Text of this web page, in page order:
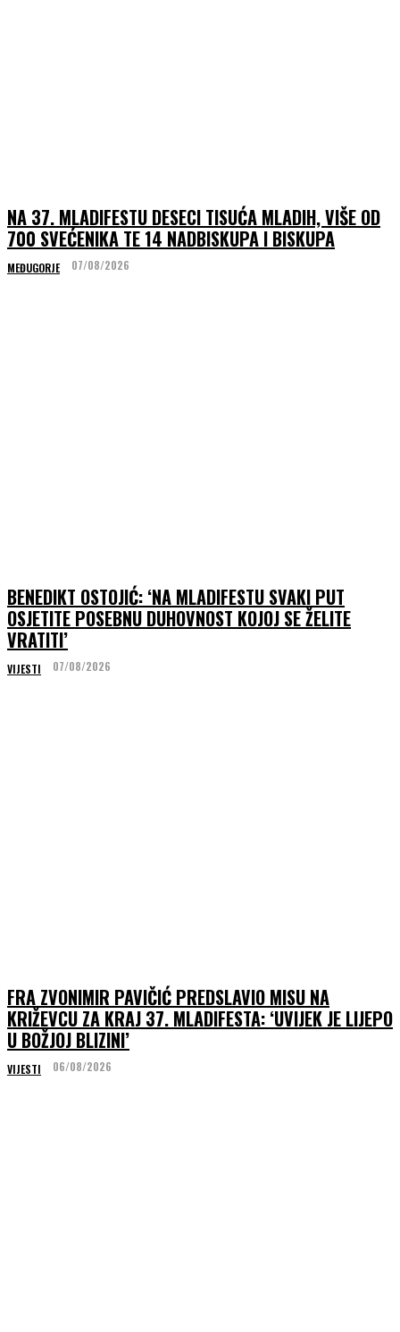
NA 37. MLADIFESTU DESECI TISUĆA MLADIH, VIŠE OD
700 SVEĆENIKA TE 14 NADBISKUPA I BISKUPA
MEĐUGORJE 07/08/2026
BENEDIKT OSTOJIĆ: ‘NA MLADIFESTU SVAKI PUT
OSJETITE POSEBNU DUHOVNOST KOJOJ SE ŽELITE
VRATITI’
VIJESTI 07/08/2026
FRA ZVONIMIR PAVIČIĆ PREDSLAVIO MISU NA
KRIŽEVCU ZA KRAJ 37. MLADIFESTA: ‘UVIJEK JE LIJEPO
U BOŽJOJ BLIZINI’
VIJESTI 06/08/2026